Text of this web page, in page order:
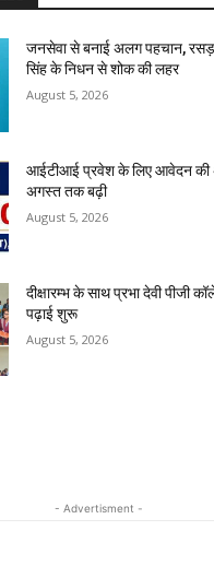
जनसेवा से बनाई अलग पहचान,
सिंह के निधन से शोक की लहर
August 5, 2026
आईटीआई प्रवेश के लिए आवेदन की
अगस्त तक बढ़ी
August 5, 2026
दीक्षारम्भ के साथ प्रभा देवी पीजी
पढ़ाई शुरू
August 5, 2026
- Advertisment -